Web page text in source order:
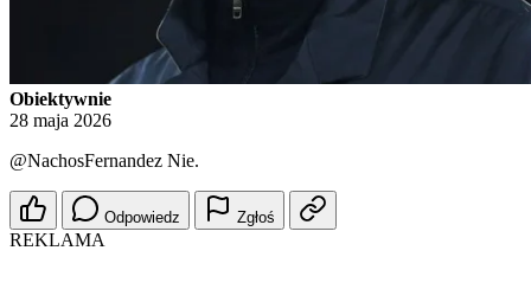
Obiektywnie
28 maja 2026
@NachosFernandez Nie.
Odpowiedz Zgłoś
REKLAMA